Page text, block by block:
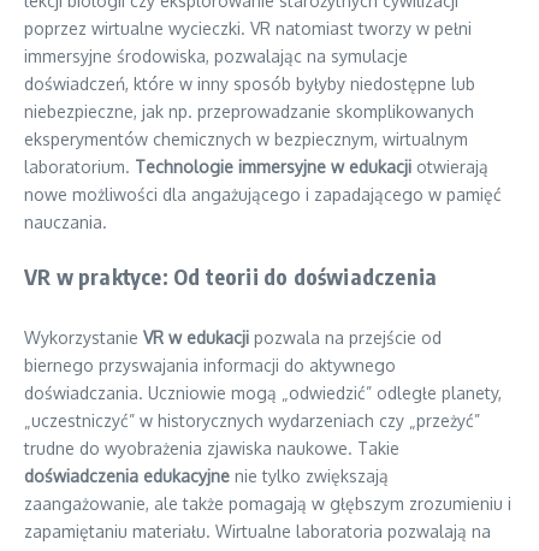
poprzez wirtualne wycieczki. VR natomiast tworzy w pełni
immersyjne środowiska, pozwalając na symulacje
doświadczeń, które w inny sposób byłyby niedostępne lub
niebezpieczne, jak np. przeprowadzanie skomplikowanych
eksperymentów chemicznych w bezpiecznym, wirtualnym
laboratorium. Technologie immersyjne w edukacji otwierają
nowe możliwości dla angażującego i zapadającego w pamięć
nauczania.
VR w praktyce: Od teorii do doświadczenia
Wykorzystanie VR w edukacji pozwala na przejście od
biernego przyswajania informacji do aktywnego
doświadczania. Uczniowie mogą „odwiedzić” odległe planety,
„uczestniczyć” w historycznych wydarzeniach czy „przeżyć”
trudne do wyobrażenia zjawiska naukowe. Takie
doświadczenia edukacyjne nie tylko zwiększają
zaangażowanie, ale także pomagają w głębszym zrozumieniu i
zapamiętaniu materiału. Wirtualne laboratoria pozwalają na